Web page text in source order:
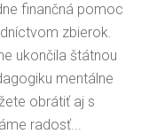
finančná pomoc
zbierok.
ukončila štátnou
mentálne
obrátiť aj s
radosť...